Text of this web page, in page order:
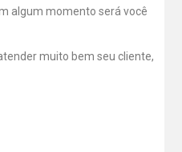
algum momento será você
muito bem seu cliente,